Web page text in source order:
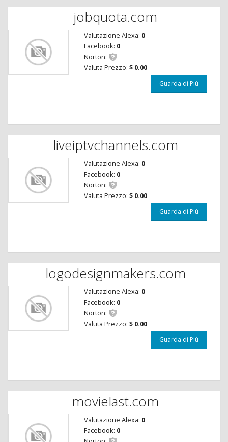
jobquota.com
Valutazione Alexa: 0
Facebook: 0
Norton:
Valuta Prezzo: $ 0.00
Guarda di Più
liveiptvchannels.com
Valutazione Alexa: 0
Facebook: 0
Norton:
Valuta Prezzo: $ 0.00
Guarda di Più
logodesignmakers.com
Valutazione Alexa: 0
Facebook: 0
Norton:
Valuta Prezzo: $ 0.00
Guarda di Più
movielast.com
Valutazione Alexa: 0
Facebook: 0